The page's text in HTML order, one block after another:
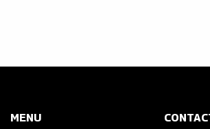
MENU